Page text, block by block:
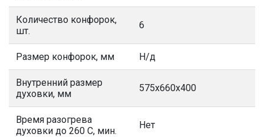
Количество конфорок,
шт.
6
Размер конфорок, мм Н/д
Внутренний размер
духовки, мм
575х660х400
Время разогрева
духовки до 260 С, мин.
Нет